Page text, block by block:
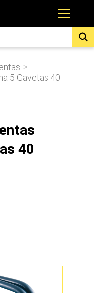
>
5 Gavetas 40
40